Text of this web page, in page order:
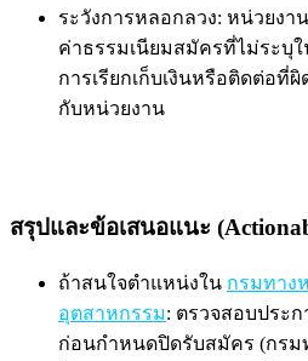
ระวังการหลอกลวง: หน่วยงา
ค่าธรรมเนียมสมัครที่ไม่ระบุ
การเรียกเก็บเงินหรือติดต่อที่
กับหน่วยงาน
สรุปและข้อเสนอแนะ
ถ้าสนใจตำแหน่งใน กรมทาง
อุตสาหกรรม: ตรวจสอบประ
ก่อนกำหนดปิดรับสมัคร (กรมท